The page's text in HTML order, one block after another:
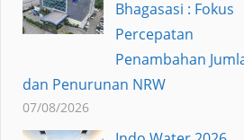
Bhagasasi : Fokus
Percepatan
Penambahan
dan Penurunan NRW
07/08/2026